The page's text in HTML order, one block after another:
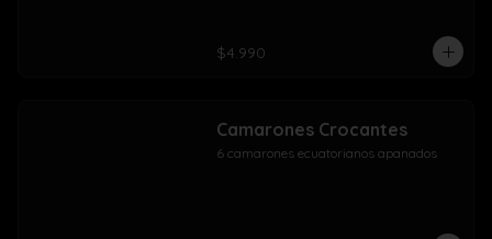
$4.990
Camarones Crocantes
6 camarones ecuatorianos apanados